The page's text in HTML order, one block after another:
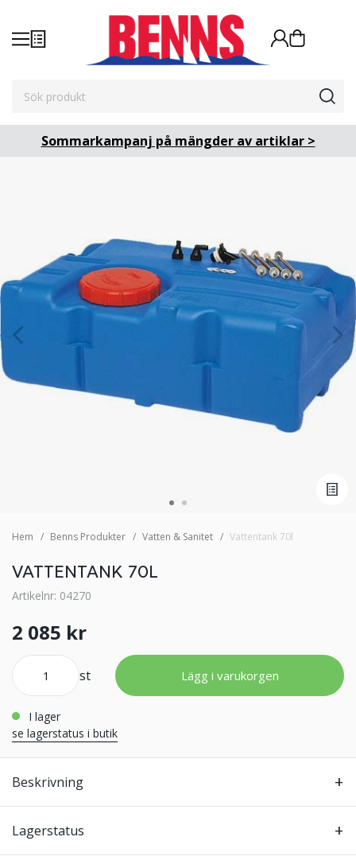
Sommarkampanj på mängder av artiklar >
Hem Benns Produkter Vatten & Sanitet Vattentank 70l
VATTENTANK 70L
Artikelnr: 04270
2 085 kr
st Lägg i varukorgen
i lager
se lagerstatus i butik
Beskrivning
Lagerstatus